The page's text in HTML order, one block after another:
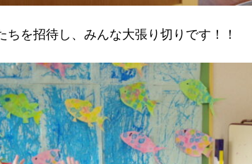
を招待し、みんな大張り切りです！！